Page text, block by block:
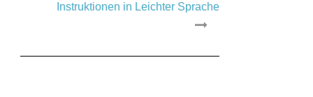
Instruktionen in Leichter Sprache